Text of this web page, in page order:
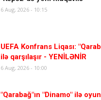
6 Aug, 2026 - 10:15
UEFA Konfrans Liqası:
ilə qarşılaşır - YENİLƏNİR
6 Aug, 2026 - 10:00
"Qarabağ"ın "Dinamo" ilə